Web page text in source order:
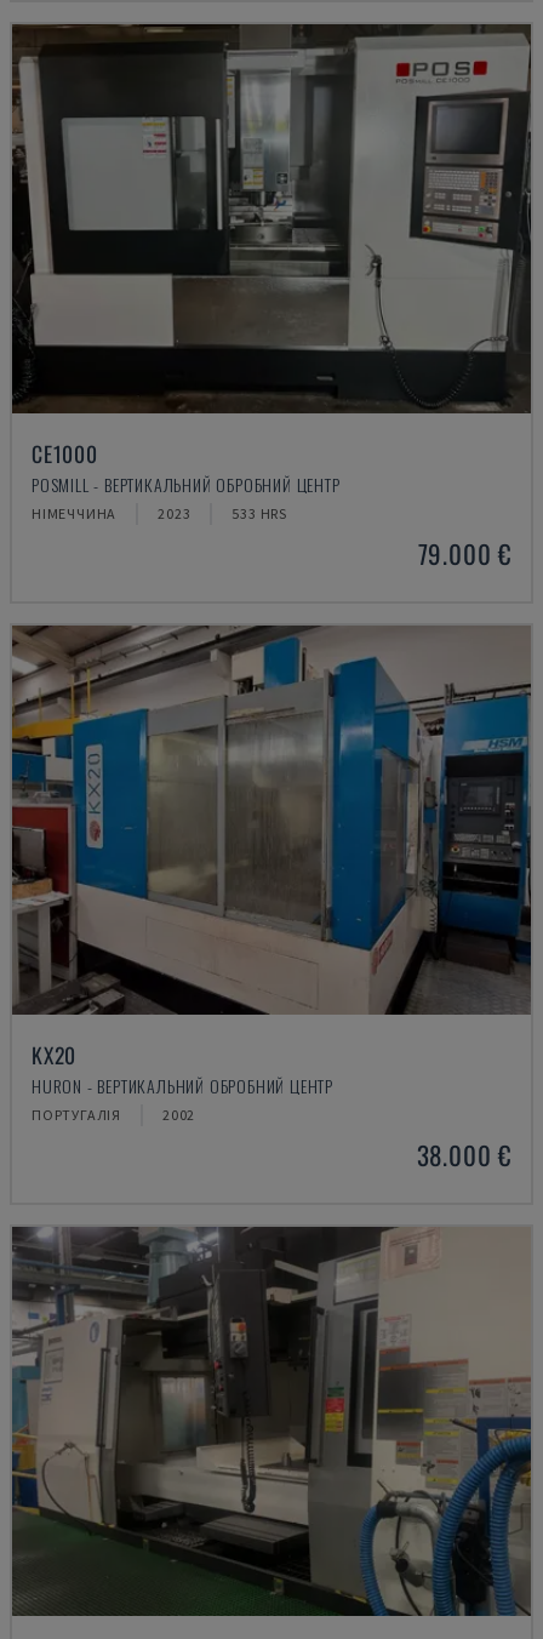
CE1000
POSMILL - ВЕРТИКАЛЬНИЙ ОБРОБНИЙ ЦЕНТР
НІМЕЧЧИНА 2023 533 HRS
79.000 €
KX20
HURON - ВЕРТИКАЛЬНИЙ ОБРОБНИЙ ЦЕНТР
ПОРТУГАЛІЯ 2002
38.000 €